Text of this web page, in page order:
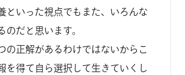
といった視点でもまた、いろんな
のだと思います。
の正解があるわけではないからこ
を得て自ら選択して生きていくし